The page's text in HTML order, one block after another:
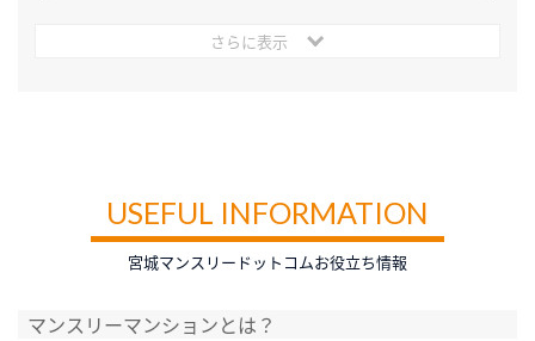
さらに表示
USEFUL INFORMATION
宮城マンスリードットコムお役立ち情報
マンスリーマンションとは？